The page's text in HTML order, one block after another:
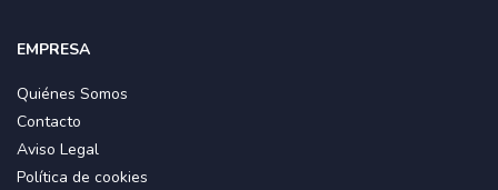
EMPRESA
Quiénes Somos
Contacto
Aviso Legal
Política de cookies